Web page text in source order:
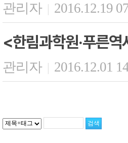
관리자 | 2016.12.19
<한림과학원·푸른
관리자 | 2016.12.01